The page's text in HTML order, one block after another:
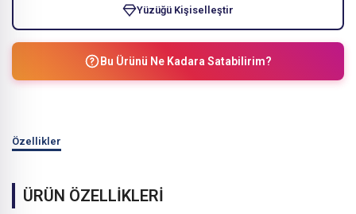
Yüzüğü Kişiselleştir
Bu Ürünü Ne Kadara Satabilirim?
Özellikler
ÜRÜN ÖZELLİKLERİ